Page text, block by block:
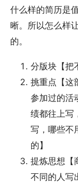
什么样的简历是
晰。所以怎么样
的。
分版块【把
挑重点【这
参加过的活
绩都往上写
写，哪些不
的】
提炼思想【
不同的人写